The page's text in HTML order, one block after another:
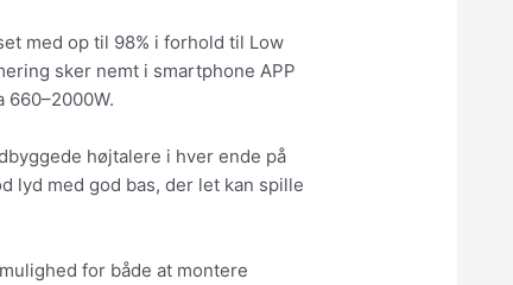
med op til 98% i forhold til Low
sker nemt i smartphone APP
højtalere i hver ende på
lyd med god bas, der let kan spille
for både at montere